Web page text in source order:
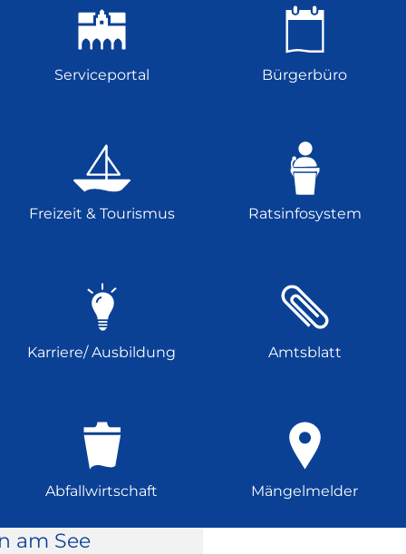
Serviceportal Bürgerbüro
Freizeit & Tourismus Ratsinfosystem
Karriere/ Ausbildung Amtsblatt
Abfallwirtschaft Mängelmelder
am See